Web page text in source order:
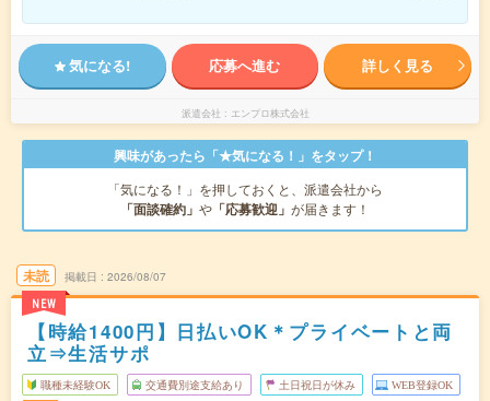
気になる! 応募へ進む 詳しく見る
派遣会社 エンプロ株式会社
興味があったら「★気になる！」をタップ！
「気になる！」を押しておくと、派遣会社から
「面談確約」 や 「応募歓迎」 が届きます！
未読
NEW
掲載日 2026/08/07
【時給1400円】日払いOK＊プライベートと両
立⇒生活サポ
職種未経験OK 交通費別途支給あり 土日祝日が休み WEB登録OK